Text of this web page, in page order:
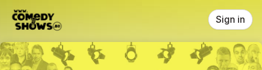
Skip header
Sign in